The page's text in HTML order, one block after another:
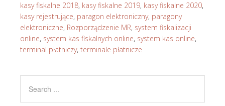
kasy fiskalne 2018, kasy fiskalne 2019, kasy fiskalne 2020,
kasy rejestrujące, paragon elektroniczny, paragony
elektroniczne, Rozporządzenie MR, system fiskalizacji
online, system kas fiskalnych online, system kas online,
terminal płatniczy, terminale płatnicze